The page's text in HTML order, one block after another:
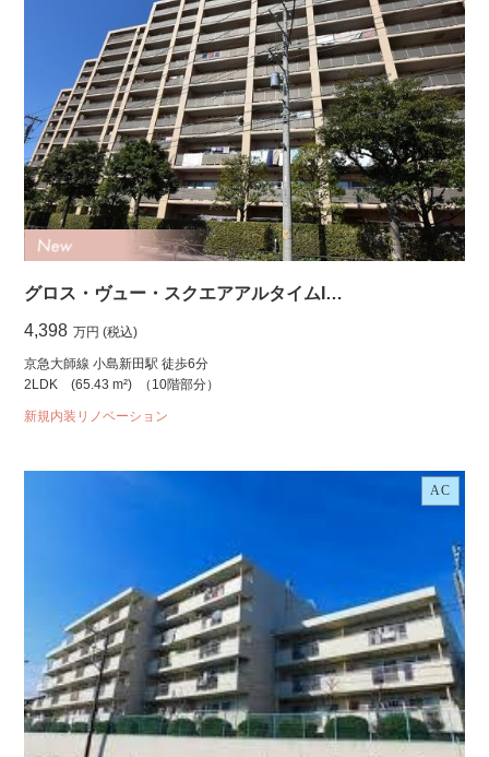
グロス・ヴュー・スクエアアルタイムI…
4,398 万円 (税込)
京急大師線 小島新田駅 徒歩6分
2LDK
(65.43 m²) （10階部分）
新規内装リノベーション
AC